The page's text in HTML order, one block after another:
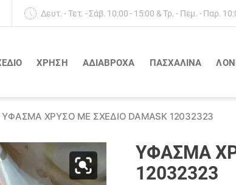
Δευτ. - Τετ. - Σάβ. 10:00 - 15:00 & Τρ. - Πεμ. - Παρ.
ΧΡΗΣΗ ΑΔΙΆΒΡΟΧΑ ΠΑΣΧΑΛΙΝΑ
ΎΦΑΣΜΑ ΧΡΥΣΌ ΜΕ ΣΧΈΔΙΟ DAMASK 12032323
ΎΦΑΣΜΑ
12032323